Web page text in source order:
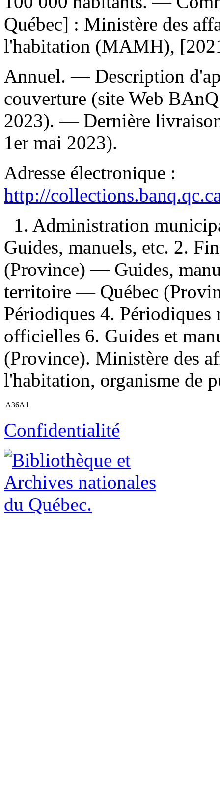
Québec] : Ministère des
l'habitation (MAMH),
Annuel. — Description
couverture (site Web
2023). — Dernière
1er mai 2023).
Adresse électronique :
http://
1. Administration
Guides, manuels, etc. 2.
(Province) — Guides,
territoire — Québec
Périodiques 4.
officielles 6. Guides et
(Province). Ministère des
l'habitation, organisme de
A36A1
Confidentialité